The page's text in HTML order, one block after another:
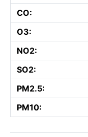
CO:
O3:
NO2:
SO2:
PM2.5:
PM10: